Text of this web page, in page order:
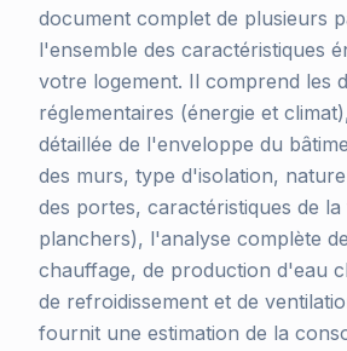
document complet de plusieurs
l'ensemble des caractéristiques
votre logement. Il comprend les
réglementaires (énergie et
détaillée de l'enveloppe du
des murs, type d'isolation,
des portes, caractéristiques de
planchers), l'analyse complète
chauffage, de production d'eau
de refroidissement et de
fournit une estimation de la